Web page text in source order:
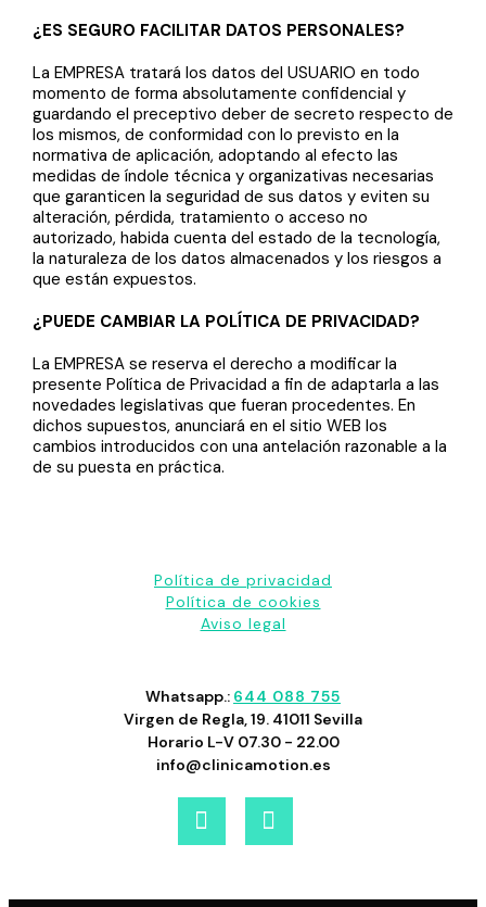
¿ES SEGURO FACILITAR DATOS PERSONALES?
La EMPRESA tratará los datos del USUARIO en todo
momento de forma absolutamente confidencial y
guardando el preceptivo deber de secreto respecto de
los mismos, de conformidad con lo previsto en la
normativa de aplicación, adoptando al efecto las
medidas de índole técnica y organizativas necesarias
que garanticen la seguridad de sus datos y eviten su
alteración, pérdida, tratamiento o acceso no
autorizado, habida cuenta del estado de la tecnología,
la naturaleza de los datos almacenados y los riesgos a
que están expuestos.
¿PUEDE CAMBIAR LA POLÍTICA DE PRIVACIDAD?
La EMPRESA se reserva el derecho a modificar la
presente Política de Privacidad a fin de adaptarla a las
novedades legislativas que fueran procedentes. En
dichos supuestos, anunciará en el sitio WEB los
cambios introducidos con una antelación razonable a la
de su puesta en práctica.
Política de privacidad
Política de cookies
Aviso legal
Whatsapp.: 644 088 755
Virgen de Regla, 19. 41011 Sevilla
Horario L-V 07.30 - 22.00
info@clinicamotion.es